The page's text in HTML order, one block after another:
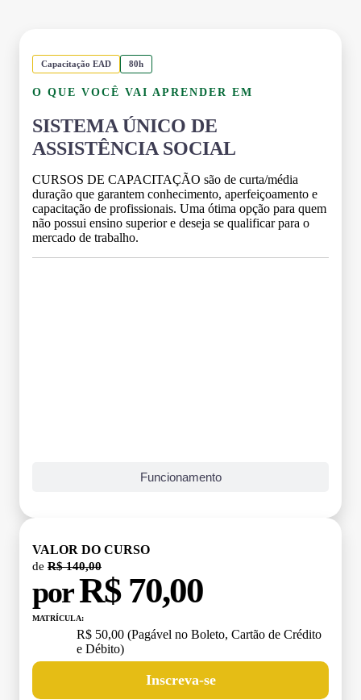
Capacitação EAD 80h
O QUE VOCÊ VAI APRENDER EM
SISTEMA ÚNICO DE
ASSISTÊNCIA SOCIAL
CURSOS DE CAPACITAÇÃO são de curta/média
duração que garantem conhecimento, aperfeiçoamento e
capacitação de profissionais. Uma ótima opção para quem
não possui ensino superior e deseja se qualificar para o
mercado de trabalho.
Funcionamento
VALOR DO CURSO
de R$ 140,00
porR$ 70,00
MATRÍCULA:
R$ 50,00 (Pagável no Boleto, Cartão de Crédito
e Débito)
Inscreva-se